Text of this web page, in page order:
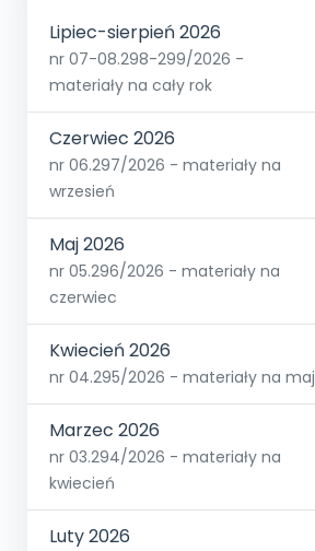
Lipiec-sierpień 2026
nr 07-08.298-299/2026 -
materiały na cały rok
Czerwiec 2026
nr 06.297/2026 - materiały na
wrzesień
Maj 2026
nr 05.296/2026 - materiały na
czerwiec
Kwiecień 2026
nr 04.295/2026 - materiały na maj
Marzec 2026
nr 03.294/2026 - materiały na
kwiecień
Luty 2026